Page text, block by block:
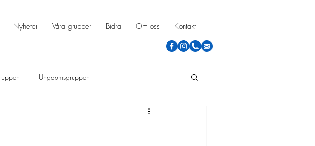
Nyheter Våra grupper Bidra Om oss Kontakt
Ungdomsgruppen